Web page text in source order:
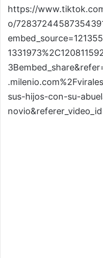
https://
o/
sus-hijos-con-su-